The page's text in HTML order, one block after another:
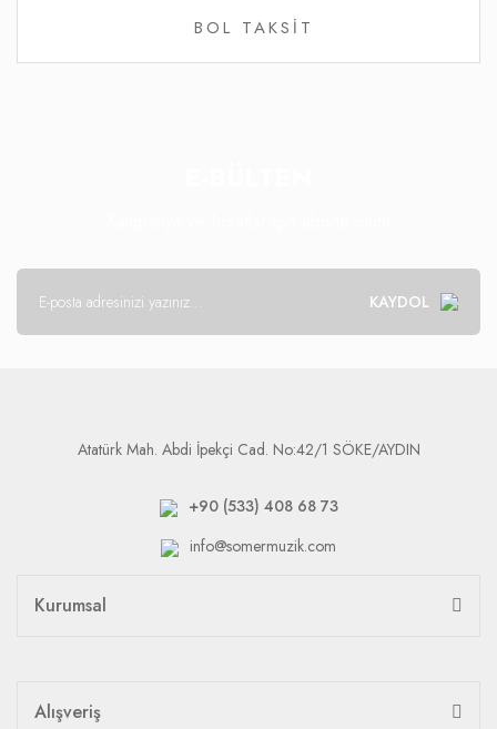
BOL TAKSİT
KAYDOL
Atatürk Mah. Abdi İpekçi Cad. No:42/1 SÖKE/AYDIN
+90 (533) 408 68 73
info@somermuzik.com
Kurumsal
Alışveriş